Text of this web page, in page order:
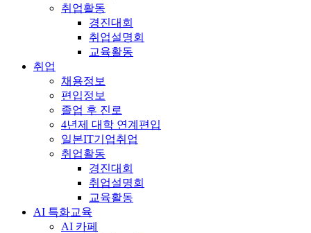
취업활동
경진대회
취업설명회
교육활동
취업
채용정보
편입정보
졸업 후 진로
4년제 대학 연계편입
일본IT기업취업
취업활동
경진대회
취업설명회
교육활동
AI 특화교육
AI 카페